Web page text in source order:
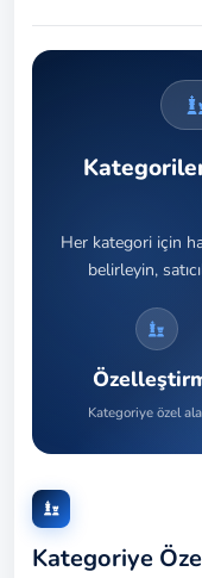
Her kategori için
belirleyin,
Kategoriye özel
Kategoriye